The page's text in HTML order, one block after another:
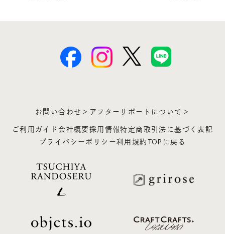
お問い合わせ＞ アフターサポートについて＞
ご利用ガイド会社概要採用情報特定商取引法に基づく表記
プライバシーポリシー利用規約 TOPに戻る